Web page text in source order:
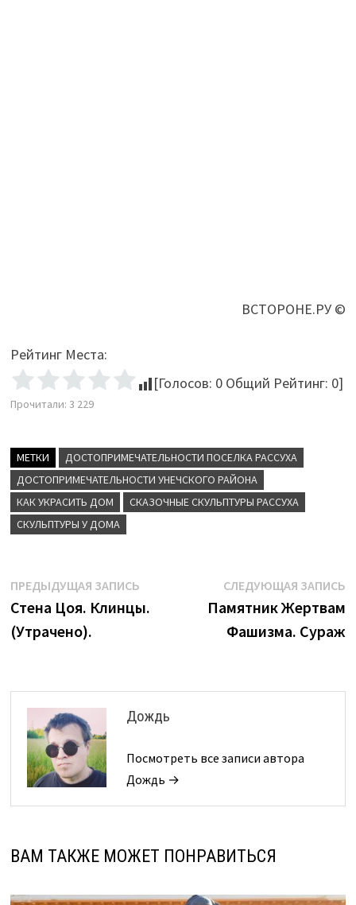
ВСТОРОНЕ.РУ ©
Рейтинг Места:
[Голосов: 0Общий Рейтинг: 0]
Прочитали: 3 229
МЕТКИ
ДОСТОПРИМЕЧАТЕЛЬНОСТИ ПОСЕЛКА РАССУХА
ДОСТОПРИМЕЧАТЕЛЬНОСТИ УНЕЧСКОГО РАЙОНА
КАК УКРАСИТЬ ДОМ
СКАЗОЧНЫЕ СКУЛЬПТУРЫ РАССУХА
СКУЛЬПТУРЫ У ДОМА
Навигация
по
записям
ПРЕДЫДУЩАЯ ЗАПИСЬПредыдущая
запись:
Стена Цоя. Клинцы.
(Утрачено).
СЛЕДУЮЩАЯ ЗАПИСЬ
Памятник Жертвам
Фашизма. Сураж
Дождь
Посмотреть все записи автора
Дождь →
ВАМ ТАКЖЕ МОЖЕТ ПОНРАВИТЬСЯ